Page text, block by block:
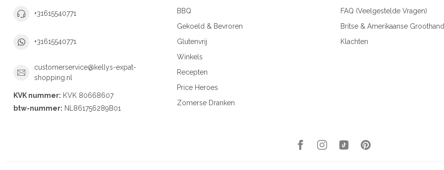
+31615540771
+31615540771
customerservice@kellys-expat-
shopping.nl
KVK nummer: KVK 80668607
btw-nummer: NL861756289B01
BBQ
Gekoeld & Bevroren
Glutenvrij
Winkels
Recepten
Price Heroes
Zomerse Dranken
FAQ (Veelgestelde Vragen)
Britse & Amerikaanse
Klachten